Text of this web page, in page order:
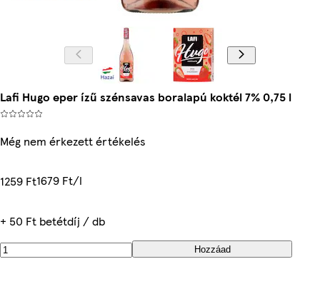
Lafi Hugo eper ízű szénsavas boralapú koktél 7% 0,75 l
Még nem érkezett értékelés
1259 Ft1679 Ft/l
+ 50 Ft betétdíj / db
Hozzáad